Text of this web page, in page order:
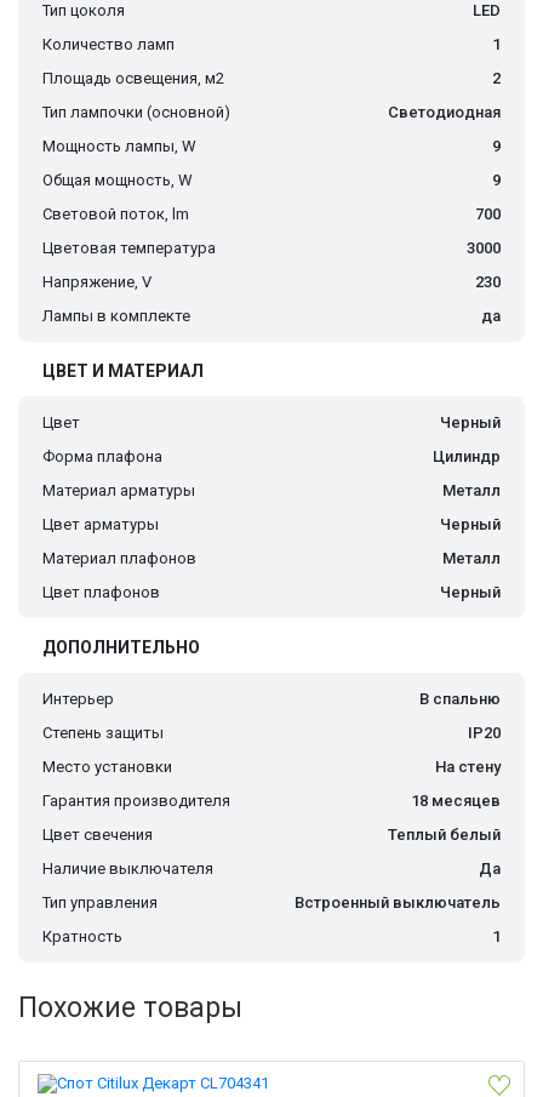
Тип цоколя
LED
Количество ламп
1
Площадь освещения, м2
2
Тип лампочки (основной)
Светодиодная
Мощность лампы, W
9
Общая мощность, W
9
Световой поток, lm
700
Цветовая температура
3000
Напряжение, V
230
Лампы в комплекте
да
ЦВЕТ И МАТЕРИАЛ
Цвет
Черный
Форма плафона
Цилиндр
Материал арматуры
Металл
Цвет арматуры
Черный
Материал плафонов
Металл
Цвет плафонов
Черный
ДОПОЛНИТЕЛЬНО
Интерьер
В спальню
Степень защиты
IP20
Место установки
На стену
Гарантия производителя
18 месяцев
Цвет свечения
Теплый белый
Наличие выключателя
Да
Тип управления
Встроенный выключатель
Кратность
1
Похожие товары